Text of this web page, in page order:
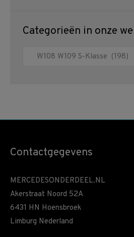
Categorieën in onze
Contactgegevens
MERCEDESONDERDEEL.NL
Akerstraat Noord 52A
6431 HN Hoensbroek
Limburg Nederland